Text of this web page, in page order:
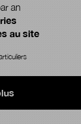
an
au site